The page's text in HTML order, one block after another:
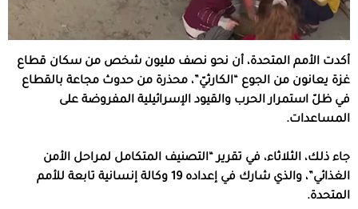
أكدت الأمم المتحدة، أن نحو نصف مليون شخص من سكان قطاع
غزة يعانون من الجوع “الكارثيّ”، محذرة من حدوث مجاعة بالقطاع
في ظلّ استمرار الحرب والقيود الإسرائيلية المفروضة على
المساعدات.
جاء ذلك، الثلاثاء، في تقرير “التصنيف المتكامل لمراحل الأمن
الغذائي”، والذي شارك في إعداده 19 وكالة إنسانية تابعة للأمم
المتحدة.